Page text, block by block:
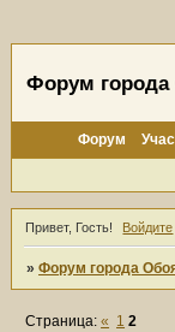
Форум
Форум
Привет, Гость! Войдите
»Форум города
Страница:« 1 2